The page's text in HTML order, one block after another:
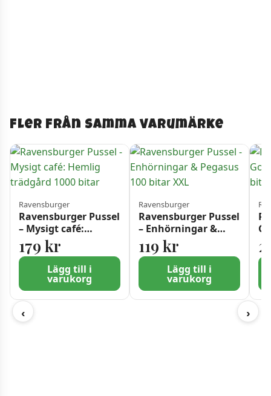
Fler från samma varumärke
‹
Ravensburger
Ravensburger Pussel
– Mysigt café:
Hemlig trädgård
1000 bitar
179 kr
Lägg till i
varukorg
Ravensburger
Ravensburger Pussel
– Enhörningar &
Pegasus 100 bitar
XXL
119 kr
Lägg till i
varukorg
›